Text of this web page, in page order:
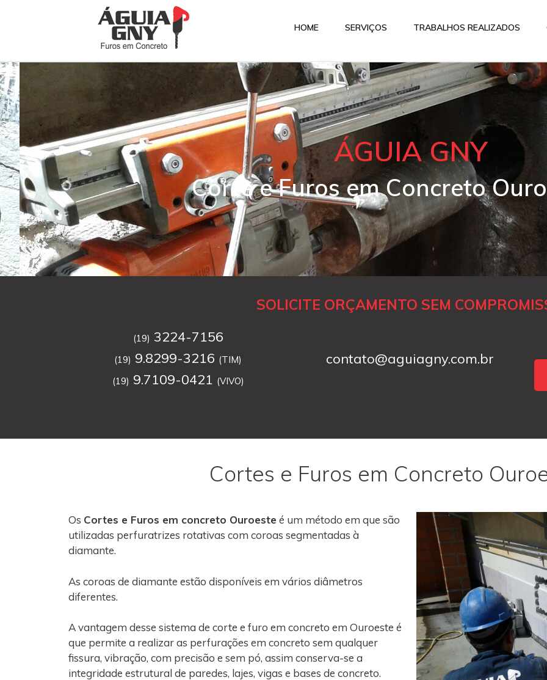
HOME SERVIÇOS TRABALHOS REALIZADOS
ÁGUIA GNY
Corte e Furos em Concreto
SOLICITE ORÇAMENTO SEM
(19) 3224-7156
(19) 9.8299-3216 (TIM)
(19) 9.7109-0421 (VIVO)
contato@aguiagny.com.br
Cortes e Furos em Concreto
Os Cortes e Furos em concreto Ouroeste é um método em que são
utilizadas perfuratrizes rotativas com coroas segmentadas à
diamante.
As coroas de diamante estão disponíveis em vários diâmetros
diferentes.
A vantagem desse sistema de corte e furo em concreto em Ouroeste é
que permite a realizar as perfurações em concreto sem qualquer
fissura, vibração, com precisão e sem pó, assim conserva-se a
integridade estrutural de paredes, lajes, vigas e bases de concreto.